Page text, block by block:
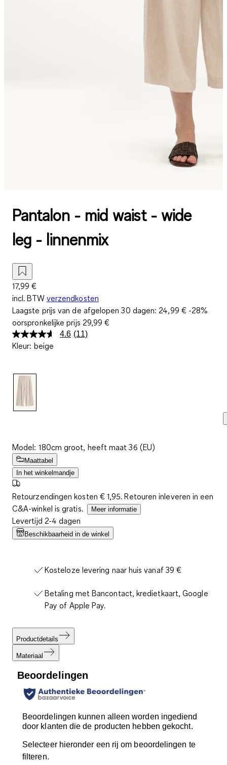
Pantalon - mid waist - wide
leg - linnenmix
17,99 €
incl. BTW verzendkosten
Laagste prijs van de afgelopen 30 dagen: 24,99 €-28%
oorspronkelijke prijs 29,99 €
4.6 Lees
(11)
Kleur: beige
Model: 180cm groot, heeft maat 36 (EU)
Maattabel
In het winkelmandje
Retourzendingen kosten € 1,95. Retouren inleveren in een
C&A-winkel is gratis.
Meer informatie
Levertijd 2-4 dagen
Beschikbaarheid in de winkel
Kosteloze levering naar huis vanaf 39 €
Betaling met Bancontact, kredietkaart, Google
Pay of Apple Pay.
Productdetails
Materiaal
Beoordelingen
Beoordelingen kunnen alleen worden ingediend
door klanten die de producten hebben gekocht.
Selecteer hieronder een rij om beoordelingen te
filteren.